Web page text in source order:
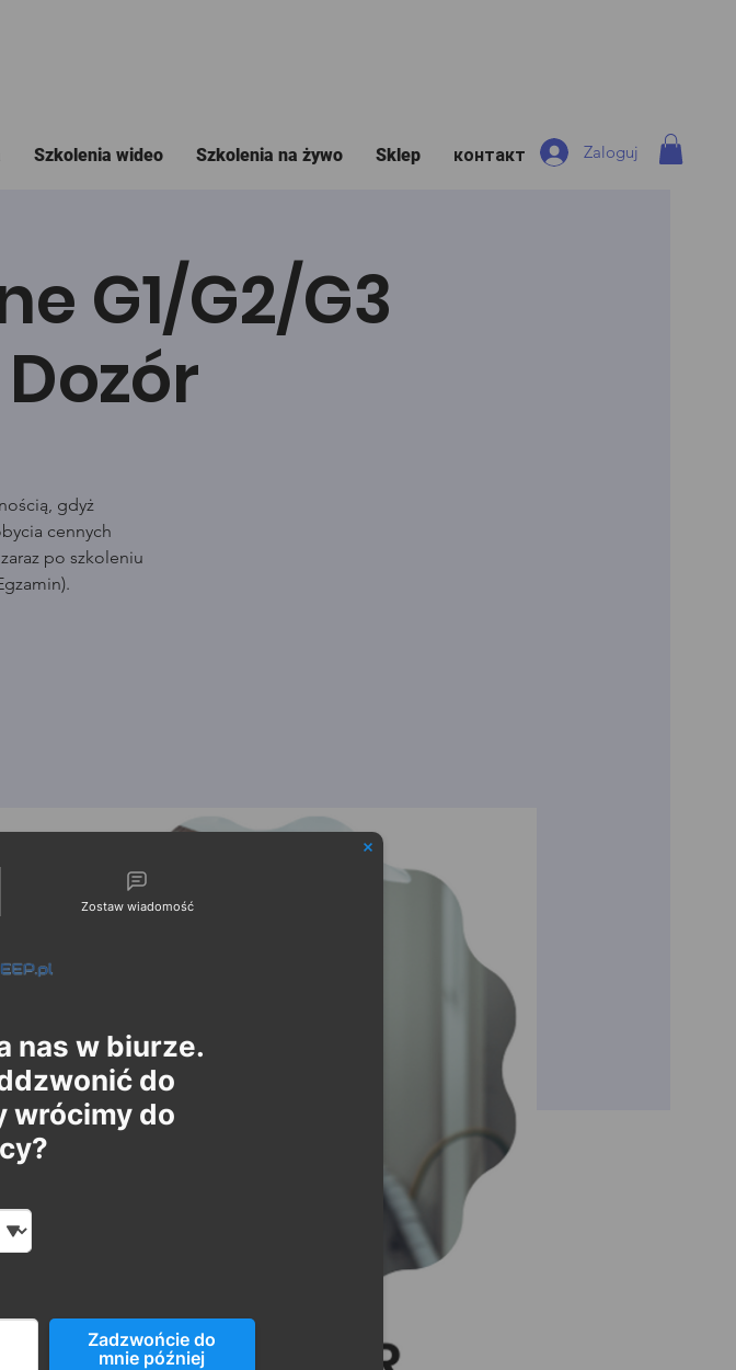
Szkolenia wideo Szkolenia na żywo Sklep контакт Zaloguj
G1/G2/G3
gdyż
cennych
po szkoleniu
Zostaw wiadomość
nas w biurze.
do
wrócimy do
and time slection for scheduled call
Wybierz datę
godzinę
Numer telefonu
Podaj poprawny numer telefonu w formacie E164
Zadzwońcie do
mnie później